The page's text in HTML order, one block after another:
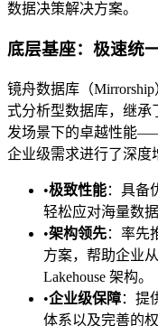
数据决策解决方案。
底层基座：极速统
镜舟数据库（
式分析型数据库，继承
发场景下的卓越性能
企业级需求进行了深度
•极致性能：具备
轻松应对海量数据
•架构领先：率先
方案，帮助企业
Lakehouse 架构。
•企业级保障：提
体系以及完善的